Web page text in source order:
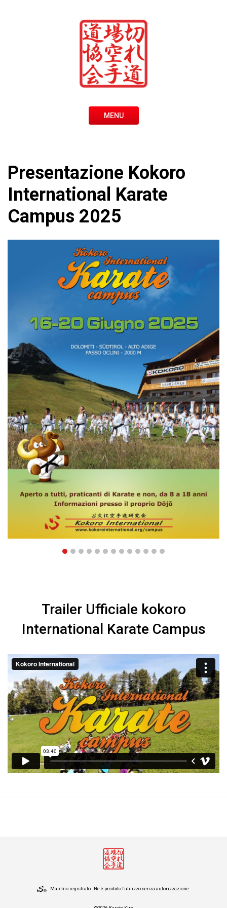
MENU
Presentazione Kokoro
International Karate
Campus 2025
Trailer Ufficiale kokoro
International Karate Campus
Marchio registrato - Ne è proibito l'utilizzo senza autorizzazione.